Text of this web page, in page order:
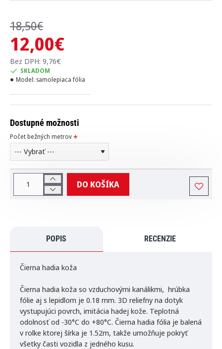
12,00€
18,50€
Bez DPH: 9,76€
SKLADOM
Model: samolepiaca fólia
Dostupné možnosti
Počet bežných metrov
DO KOŠÍKA
POPIS RECENZIE
Čierna hadia koža
Čierna hadia koža so vzduchovými kanálikmi, hrúbka
fólie aj s lepidlom je 0.18 mm. 3D reliefny na dotyk
vystupujúci povrch, imitácia hadej kože. Teplotná
odolnosť od -30°C do +80°C. Čierna hadia fólia je balená
v rolke ktorej šírka je 1.52m, takže umožňuje pokryť
všetky časti vozidla z jedného kusu.